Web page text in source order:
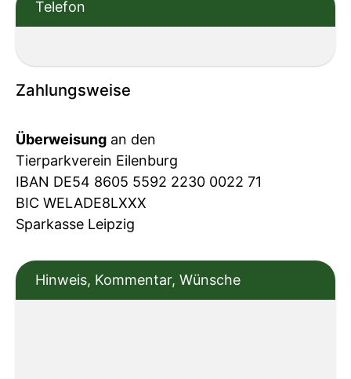
Telefon
Zahlungsweise
Überweisung an den
Tierparkverein Eilenburg
IBAN DE54 8605 5592 2230 0022 71
BIC WELADE8LXXX
Sparkasse Leipzig
Hinweis, Kommentar, Wünsche